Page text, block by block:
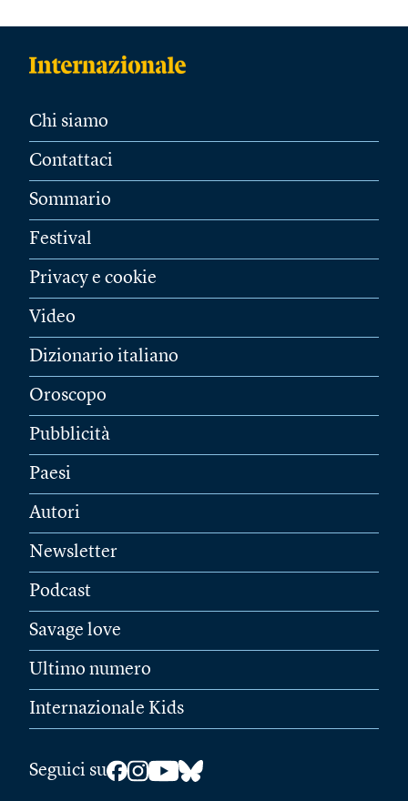
Chi siamo
Contattaci
Sommario
Festival
Privacy e cookie
Video
Dizionario italiano
Oroscopo
Pubblicità
Paesi
Autori
Newsletter
Podcast
Savage love
Ultimo numero
Internazionale Kids
Seguici su